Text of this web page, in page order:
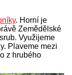
. Horní je
Zemědělské
Využijeme
Plaveme mezi
z hrubého